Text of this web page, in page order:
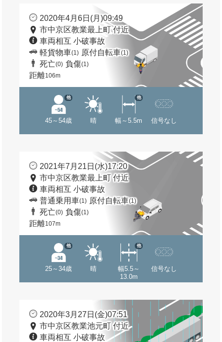
2020年4月6日(月)09:49
市中京区教業最上町 付近
車両相互 小破事故
軽貨物車(1) 原付自転車(1)
死亡(0) 負傷(1)
距離106m
45～54歳
他
晴 幅～5.5m
他
信号なし
2021年7月21日(水)17:20
市中京区教業最上町 付近
車両相互 小破事故
普通乗用車(1) 原付自転車(1)
死亡(0) 負傷(1)
距離107m
25～34歳
他
晴
幅5.5～
13.0m
他
信号なし
2020年3月27日(金)07:51
市中京区教業池元町 付近
車両相互 小破事故